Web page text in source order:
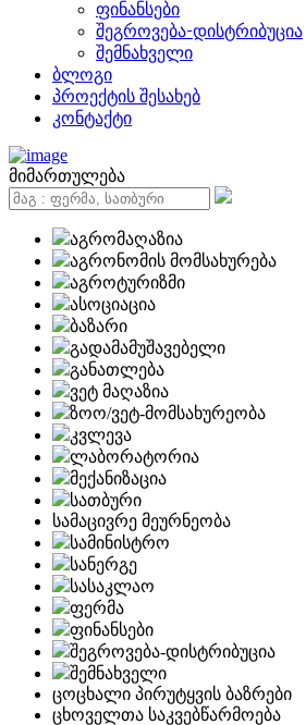
ფინანსები
შეგროვება-დისტრიბუცია
შემნახველი
ბლოგი
პროექტის შესახებ
კონტაქტი
მიმართულება
აგრომაღაზია
აგრონომის მომსახურება
აგროტურიზმი
ასოციაცია
ბაზარი
გადამამუშავებელი
განათლება
ვეტ მაღაზია
ზოო/ვეტ-მომსახურეობა
კვლევა
ლაბორატორია
მექანიზაცია
სათბური
სამაცივრე მეურნეობა
სამინისტრო
სანერგე
სასაკლაო
ფერმა
ფინანსები
შეგროვება-დისტრიბუცია
შემნახველი
ცოცხალი პირუტყვის ბაზრები
ცხოველთა საკვებწარმოება